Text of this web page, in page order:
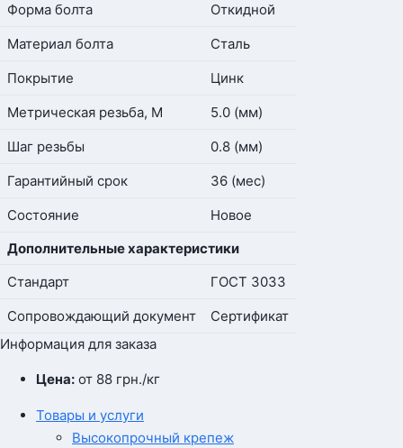
Форма болта
Откидной
Материал болта
Сталь
Покрытие
Цинк
Метрическая резьба, М
5.0 (мм)
Шаг резьбы
0.8 (мм)
Гарантийный срок
36 (мес)
Состояние
Новое
Дополнительные характеристики
Стандарт
ГОСТ 3033
Сопровождающий документ
Сертификат
Информация для заказа
Цена: от 88 грн./кг
Товары и услуги
Высокопрочный крепеж